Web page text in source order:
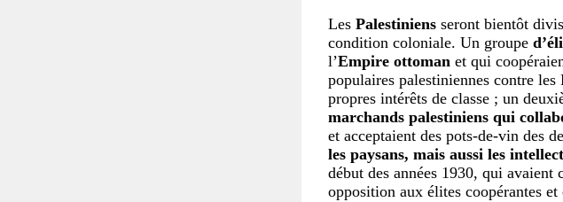
Les Palestiniens seront bientôt
condition coloniale. Un groupe
l’Empire ottoman et qui
populaires palestiniennes contre
propres intérêts de classe ; un
marchands palestiniens qui
et acceptaient des pots-de-vin des
les paysans, mais aussi les
début des années 1930, qui
opposition aux élites coopérantes